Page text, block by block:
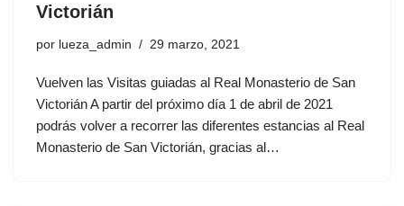
Victorián
por lueza_admin 29 marzo, 2021
Vuelven las Visitas guiadas al Real Monasterio de San
Victorián A partir del próximo día 1 de abril de 2021
podrás volver a recorrer las diferentes estancias al Real
Monasterio de San Victorián, gracias al…